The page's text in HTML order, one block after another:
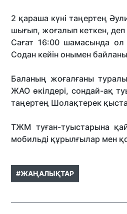
2 қараша күні таңертең
шығып, жоғалып кеткен,
Сағат 16:00 шамасында
Содан кейін онымен
️Баланың жоғалғаны
ЖАО өкілдері, сондай-ақ
таңертең Шолақтерек
ТЖМ туған-туыстарына
мобильді құрылғылар мен
#ЖАҢАЛЫҚТАР